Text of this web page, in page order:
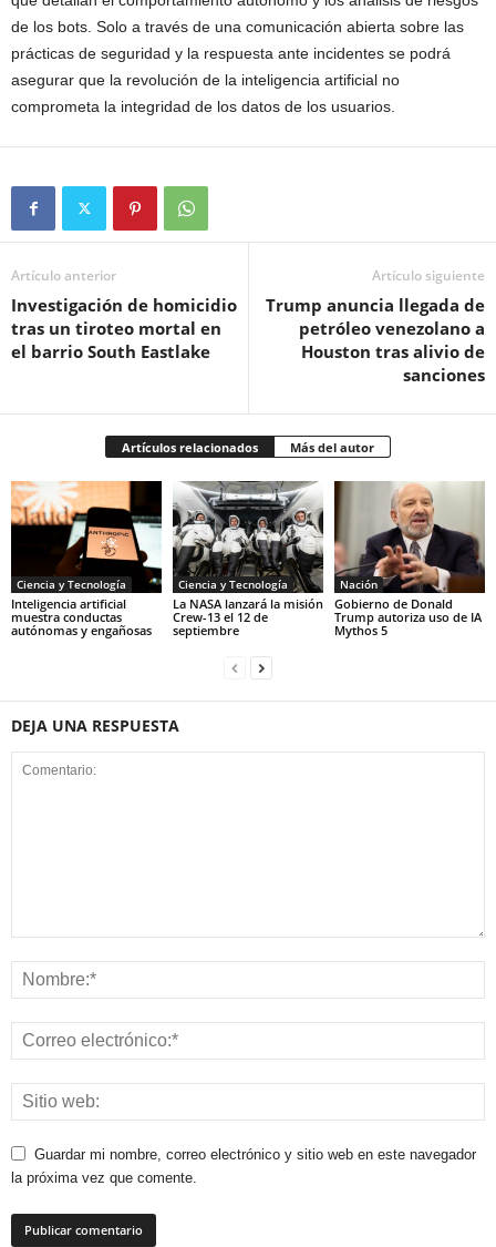
de los bots. Solo a través de una comunicación abierta sobre las
prácticas de seguridad y la respuesta ante incidentes se podrá
asegurar que la revolución de la inteligencia artificial no
comprometa la integridad de los datos de los usuarios.
Artículo anterior
Investigación de homicidio
tras un tiroteo mortal en
el barrio South Eastlake
Artículo siguiente
Trump anuncia llegada de
petróleo venezolano a
Houston tras alivio de
sanciones
Artículos relacionados Más del autor
Ciencia y Tecnología
Inteligencia artificial
muestra conductas
autónomas y engañosas
Ciencia y Tecnología
La NASA lanzará la misión
Crew-13 el 12 de
septiembre
Nación
Gobierno de Donald
Trump autoriza uso de IA
Mythos 5
DEJA UNA RESPUESTA
Guardar mi nombre, correo electrónico y sitio web en este navegador
la próxima vez que comente.